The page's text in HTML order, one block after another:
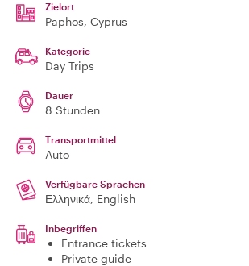
Zielort
Paphos, Cyprus
Kategorie
Day Trips
Dauer
8 Stunden
Transportmittel
Auto
Verfügbare Sprachen
Ελληνικά, English
Inbegriffen
Entrance tickets
Private guide